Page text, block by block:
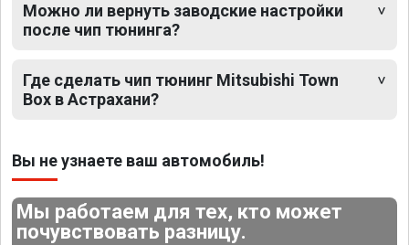
Можно ли вернуть заводские настройки
после чип тюнинга?
Где сделать чип тюнинг Mitsubishi Town
Box в Астрахани?
Вы не узнаете ваш автомобиль!
Мы работаем для тех, кто может
почувствовать разницу.